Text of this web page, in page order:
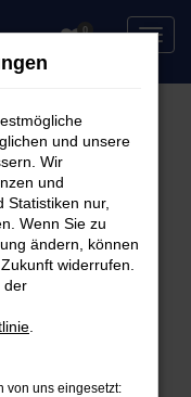
0
können:
deine
deine
und unsere
Wir
und
nur,
Wenn Sie zu
ändern, können
widerrufen.
der
von uns eingesetzt: